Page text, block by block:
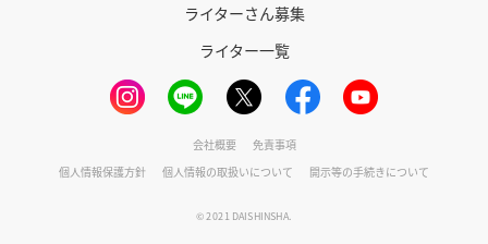
ライターさん募集
ライター一覧
会社概要
免責事項
個人情報保護方針
個人情報の取扱いについて 開示等の手続きについて
© 2021 DAISHINSHA.